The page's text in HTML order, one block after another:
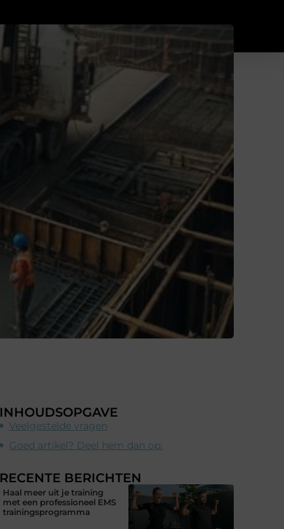
INHOUDSOPGAVE
Veelgestelde vragen
Goed artikel? Deel hem dan op:
RECENTE BERICHTEN
Haal meer uit je training
met een professioneel EMS
trainingsprogramma